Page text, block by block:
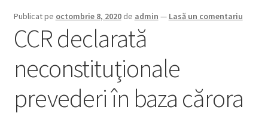
meniul
Adeziuni
Știri
Noutăți
Publicat pe octombrie 8, 2020 de admin — Lasă un comentariu
CCR declarată
neconstituţionale
prevederi în baza cărora